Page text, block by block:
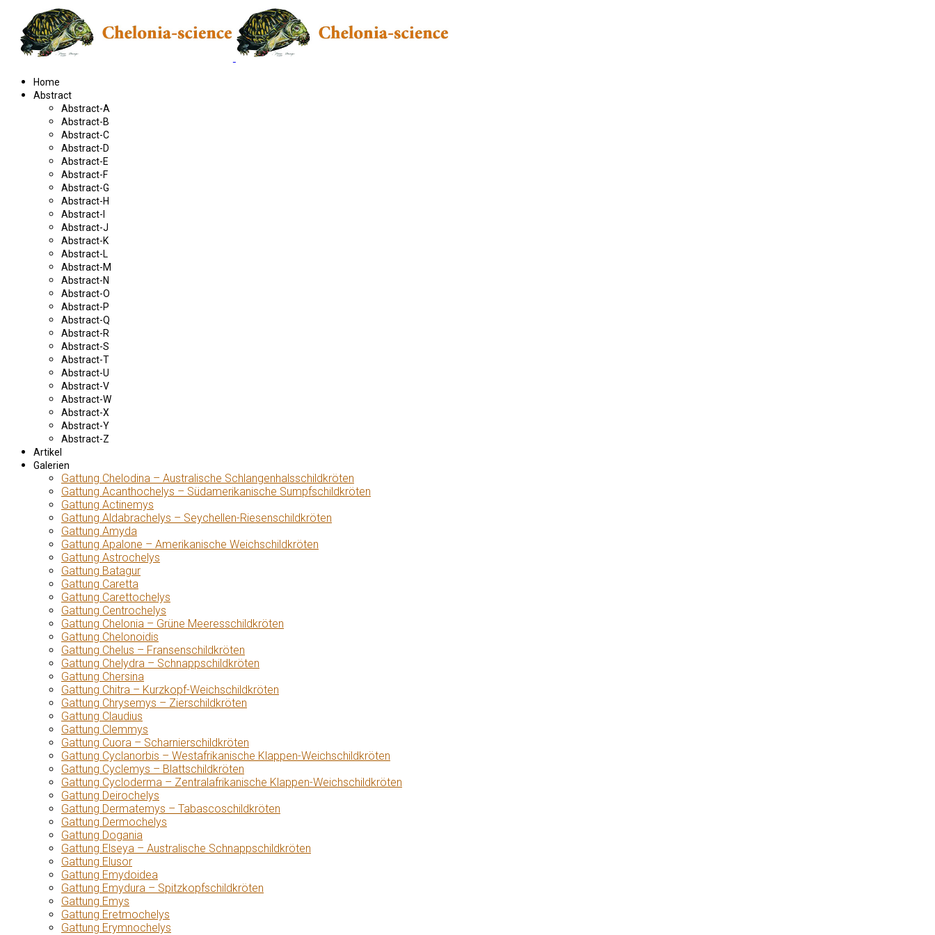
Home
Abstract
Abstract-A
Abstract-B
Abstract-C
Abstract-D
Abstract-E
Abstract-F
Abstract-G
Abstract-H
Abstract-I
Abstract-J
Abstract-K
Abstract-L
Abstract-M
Abstract-N
Abstract-O
Abstract-P
Abstract-Q
Abstract-R
Abstract-S
Abstract-T
Abstract-U
Abstract-V
Abstract-W
Abstract-X
Abstract-Y
Abstract-Z
Artikel
Galerien
Gattung Chelodina – Australische Schlangenhalsschildkröten
Gattung Acanthochelys – Südamerikanische Sumpfschildkröten
Gattung Actinemys
Gattung Aldabrachelys – Seychellen-Riesenschildkröten
Gattung Amyda
Gattung Apalone – Amerikanische Weichschildkröten
Gattung Astrochelys
Gattung Batagur
Gattung Caretta
Gattung Carettochelys
Gattung Centrochelys
Gattung Chelonia – Grüne Meeresschildkröten
Gattung Chelonoidis
Gattung Chelus – Fransenschildkröten
Gattung Chelydra – Schnappschildkröten
Gattung Chersina
Gattung Chitra – Kurzkopf-Weichschildkröten
Gattung Chrysemys – Zierschildkröten
Gattung Claudius
Gattung Clemmys
Gattung Cuora – Scharnierschildkröten
Gattung Cyclanorbis – Westafrikanische Klappen-Weichschildkröten
Gattung Cyclemys – Blattschildkröten
Gattung Cycloderma – Zentralafrikanische Klappen-Weichschildkröten
Gattung Deirochelys
Gattung Dermatemys – Tabascoschildkröten
Gattung Dermochelys
Gattung Dogania
Gattung Elseya – Australische Schnappschildkröten
Gattung Elusor
Gattung Emydoidea
Gattung Emydura – Spitzkopfschildkröten
Gattung Emys
Gattung Eretmochelys
Gattung Erymnochelys